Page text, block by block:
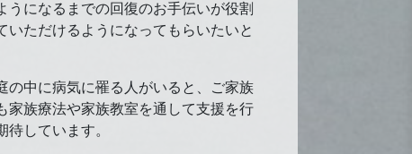
になるまでの回復のお手伝いが役割
ただけるようになってもらいたいと
の中に病気に罹る人がいると、ご家族
家族療法や家族教室を通して支援を行
しています。